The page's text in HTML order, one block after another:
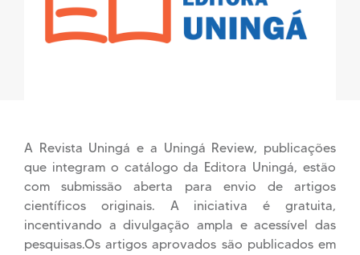
A Revista Uningá e a Uningá Review, publicações
que integram o catálogo da Editora Uningá, estão
com submissão aberta para envio de artigos
científicos originais. A iniciativa é gratuita,
incentivando a divulgação ampla e acessível das
pesquisas.Os artigos aprovados são publicados em